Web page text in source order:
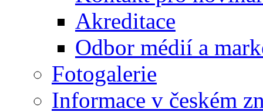
Akreditace
Odbor médií a
Fotogalerie
Informace v českém